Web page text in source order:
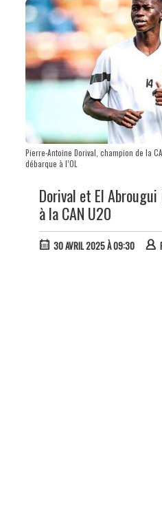
Pierre-Antoine Dorival, champion de la
débarque à l’OL
Dorival et El
à la CAN U20
30 AVRIL 2025 À 09:30